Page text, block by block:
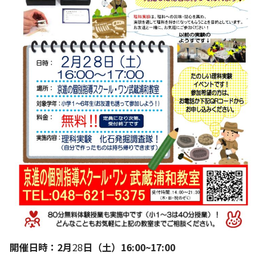
開催日時：2月28日（土）16:00~17:00